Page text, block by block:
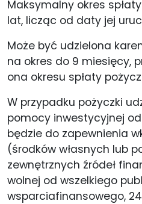
Maksymalny okres
lat, licząc od daty jej
Może być udzielona
na okres do 9 miesięcy,
ona okresu spłaty
W przypadku pożyczki
pomocy inwestycyjnej
będzie do zapewnienia
(środków własnych lub
zewnętrznych źródeł
wolnej od wszelkiego
wsparciafinansowego,